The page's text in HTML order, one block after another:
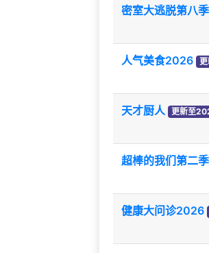
密室大逃脱第八季
人气美食2026
天才厨人 更新至
超棒的我们第二季
健康大问诊2026